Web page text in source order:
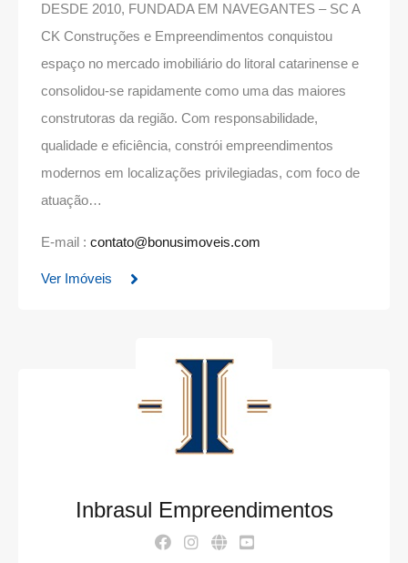
DESDE 2010, FUNDADA EM NAVEGANTES – SC A
CK Construções e Empreendimentos conquistou
espaço no mercado imobiliário do litoral catarinense e
consolidou-se rapidamente como uma das maiores
construtoras da região. Com responsabilidade,
qualidade e eficiência, constrói empreendimentos
modernos em localizações privilegiadas, com foco de
atuação…
E-mail : contato@bonusimoveis.com
Ver Imóveis
Inbrasul Empreendimentos